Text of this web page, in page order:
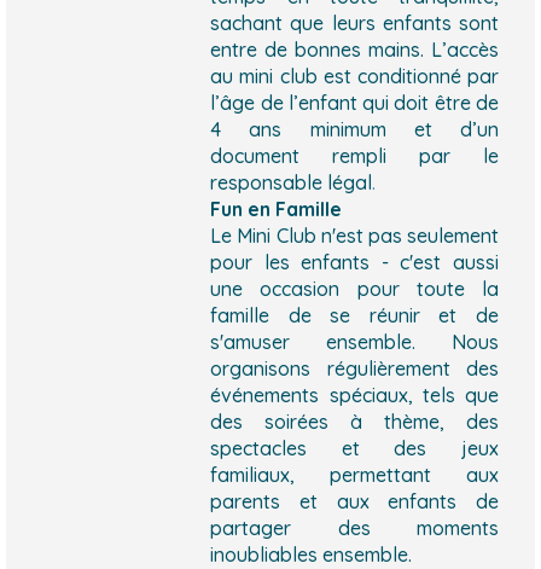
sachant que leurs enfants sont
entre de bonnes mains. L’accès
au mini club est conditionné par
l’âge de l’enfant qui doit être de
4 ans minimum et d’un
document rempli par le
responsable légal.
Fun en Famille
Le Mini Club n'est pas seulement
pour les enfants - c'est aussi
une occasion pour toute la
famille de se réunir et de
s'amuser ensemble. Nous
organisons régulièrement des
événements spéciaux, tels que
des soirées à thème, des
spectacles et des jeux
familiaux, permettant aux
parents et aux enfants de
partager des moments
inoubliables ensemble.